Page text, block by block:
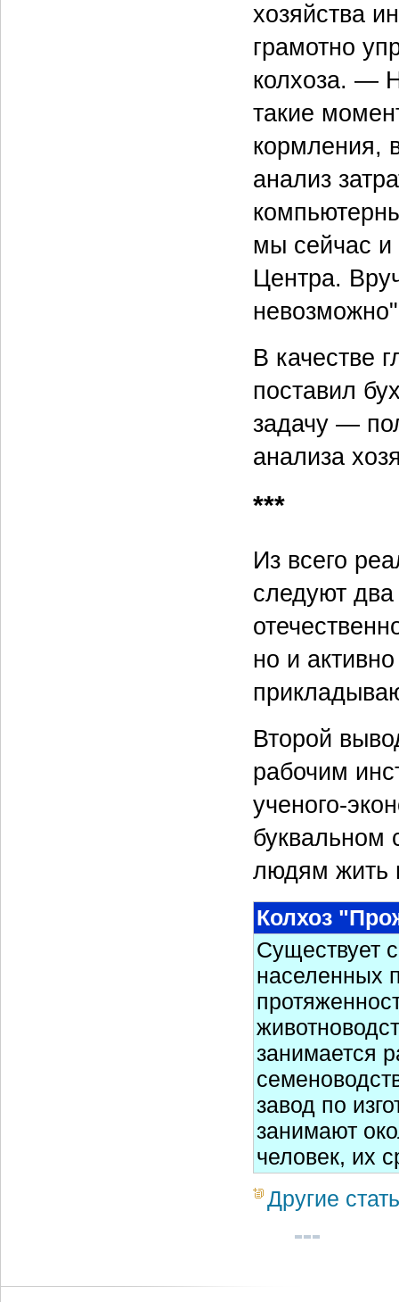
хозяйства
грамотно
колхоза. —
такие
кормления,
анализ
мы сейчас и
Центра.
В качестве
поставил
задачу —
анализа
***
Из всего
следуют
но и
Второй
рабочим
ученого-
буквальном
людям жить
Колхоз
Существует
населенных
занимается
завод по
занимают
человек, их
Другие